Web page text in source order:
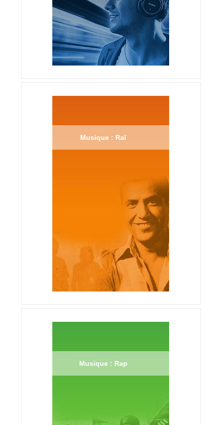
Musique : Raï
Musique : Rap